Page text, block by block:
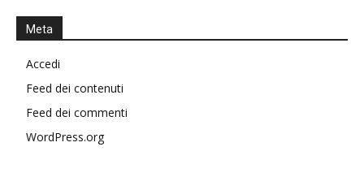
Meta
Accedi
Feed dei contenuti
Feed dei commenti
WordPress.org